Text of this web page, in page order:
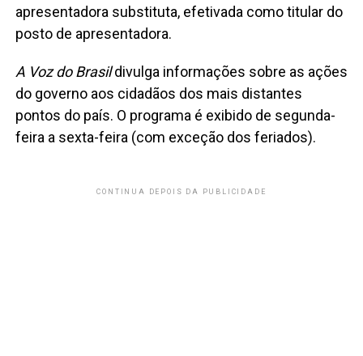
apresentadora substituta, efetivada como titular do
posto de apresentadora.
A Voz do Brasildivulga informações sobre as ações
do governo aos cidadãos dos mais distantes
pontos do país. O programa é exibido de segunda-
feira a sexta-feira (com exceção dos feriados).
CONTINUA DEPOIS DA PUBLICIDADE